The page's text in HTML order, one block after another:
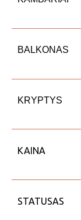
BALKONAS
KRYPTYS
KAINA
STATUSAS